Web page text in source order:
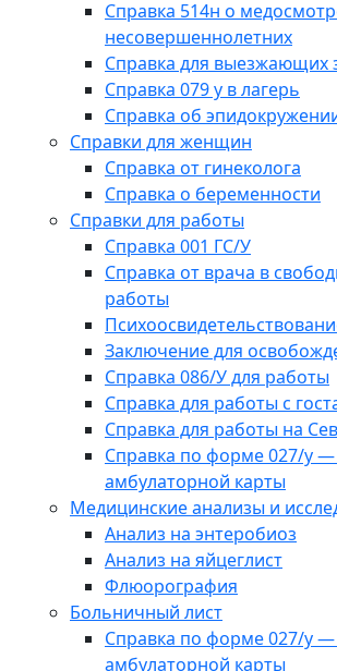
Справка 514н о
несовершеннолетних
Справка для выезжающих
Справка 079 у в лагерь
Справка об
Справки для женщин
Справка от гинеколога
Справка о беременности
Справки для работы
Справка 001 ГС/У
Справка от врача в
работы
Заключение для
Справка 086/У для работы
Справка для работы с
Справка для работы на
Справка по форме 027/у —
амбулаторной карты
Медицинские анализы и
Анализ на энтеробиоз
Анализ на яйцеглист
Флюорография
Больничный лист
Справка по форме 027/у —
амбулаторной карты